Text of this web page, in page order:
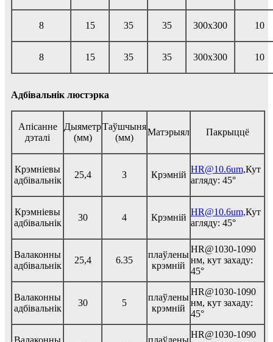
8 15 35 35 300x300 10
8 15 35 35 300x300 10
Адбівальнік люстэрка
Апісанне
дэталі
Дыяметр
(мм)
Таўшчыня
(мм)
Матэрыял Пакрыццё
Крэмніевы
адбівальнік
25,4 3 Крэмній
HR@10.6um,Кут
агляду: 45°
Крэмніевы
адбівальнік
30 4 Крэмній
HR@10.6um,Кут
агляду: 45°
Валаконны
адбівальнік
25,4 6.35
плаўлены
крэмній
HR@1030-1090
нм, кут захаду:
45°
Валаконны
адбівальнік
30 5
плаўлены
крэмній
HR@1030-1090
нм, кут захаду:
45°
HR@1030-1090